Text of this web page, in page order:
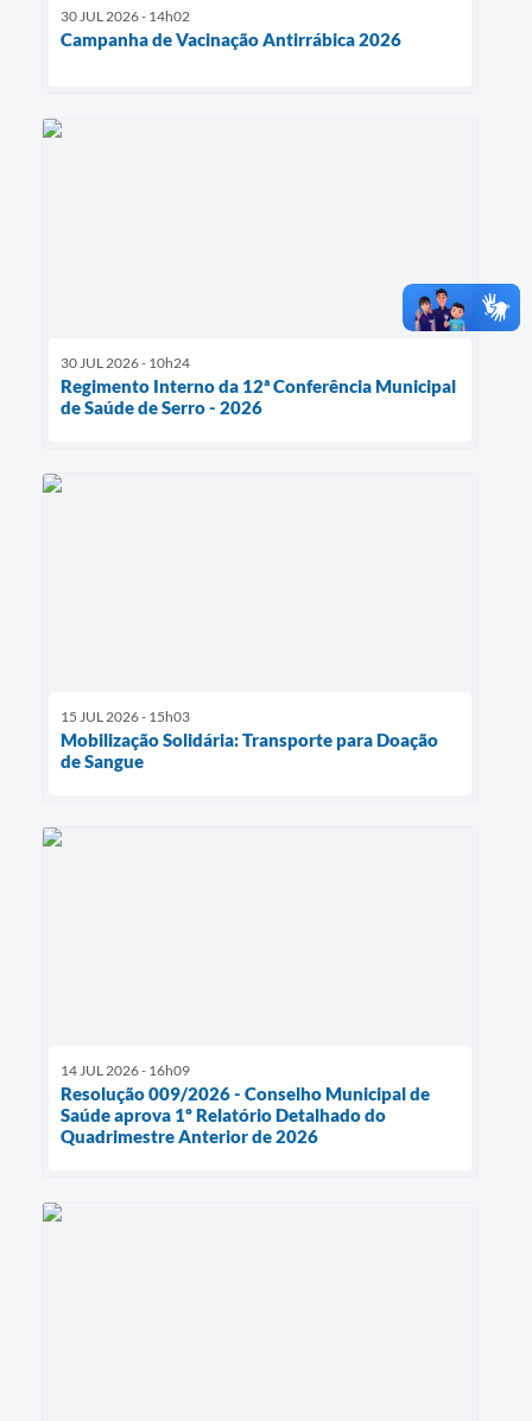
30 JUL 2026 - 14h02
Campanha de Vacinação Antirrábica 2026
30 JUL 2026 - 10h24
Regimento Interno da 12ª Conferência Municipal
de Saúde de Serro - 2026
15 JUL 2026 - 15h03
Mobilização Solidária: Transporte para Doação
de Sangue
14 JUL 2026 - 16h09
Resolução 009/2026 - Conselho Municipal de
Saúde aprova 1º Relatório Detalhado do
Quadrimestre Anterior de 2026